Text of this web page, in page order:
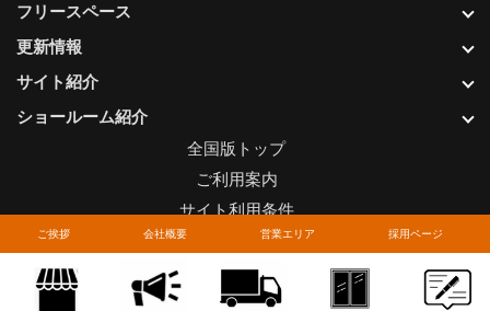
ご挨拶 会社概要 営業エリア 採用ページ
更新情報
サイト紹介
ショールーム紹介
フリースペース
全国版トップ
ご利用案内
サイト利用条件
プライバシーポリシー
関連リンク
お問い合わせについて